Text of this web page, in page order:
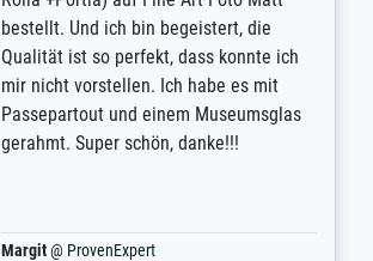
abordés et personnalisation des
demandes (recadrage, réajustement des
couleurs). Relation clientèle parfaite.
Transport, réception sans aucun
problème. Merci à toute l'équipe ! Hervé
Anonym@ProvenExpert